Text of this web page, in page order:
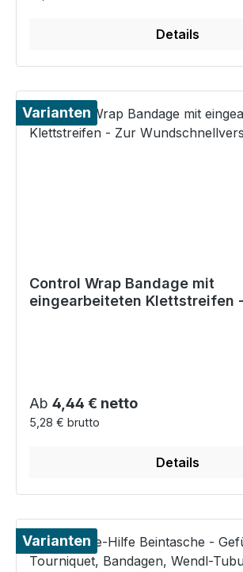
Details
Varianten
Control Wrap Bandage mit
eingearbeiteten Klettstreifen
Regulärer Preis:
Ab 4,44 € netto
5,28 € brutto
Details
Varianten